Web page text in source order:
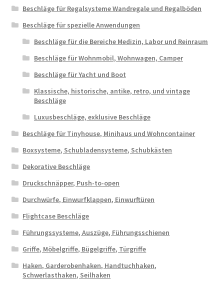
Beschläge für Regalsysteme Wandregale und Regalböden
Beschläge für spezielle Anwendungen
Beschläge für die Bereiche Medizin, Labor und Reinraum
Beschläge für Wohnmobil, Wohnwagen, Camper
Beschläge für Yacht und Boot
Klassische, historische, antike, retro, und vintage
Beschläge
Luxusbeschläge, exklusive Beschläge
Beschläge für Tinyhouse, Minihaus und Wohncontainer
Boxsysteme, Schubladensysteme, Schubkästen
Dekorative Beschläge
Druckschnäpper, Push-to-open
Durchwürfe, Einwurfklappen, Einwurftüren
Flightcase Beschläge
Führungssysteme, Auszüge, Führungsschienen
Griffe, Möbelgriffe, Bügelgriffe, Türgriffe
Haken, Garderobenhaken, Handtuchhaken,
Schwerlasthaken, Seilhaken